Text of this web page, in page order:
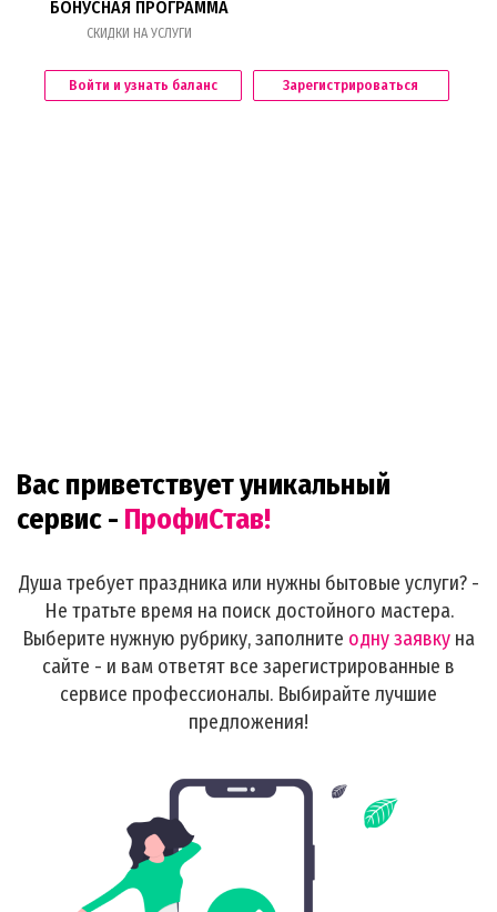
БОНУСНАЯ ПРОГРАММА
СКИДКИ НА УСЛУГИ
Войти и узнать баланс Зарегистрироваться
Вас приветствует уникальный
сервис - ПрофиСтав!
Душа требует праздника или нужны бытовые услуги? -
Не тратьте время на поиск достойного мастера.
Выберите нужную рубрику, заполните одну заявку на
сайте - и вам ответят все зарегистрированные в
сервисе профессионалы. Выбирайте лучшие
предложения!